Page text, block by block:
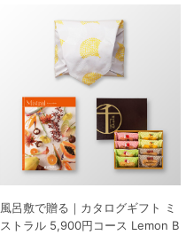
風呂敷で贈る｜カタログギフト ミ
ストラル 5,900円コース Lemon B